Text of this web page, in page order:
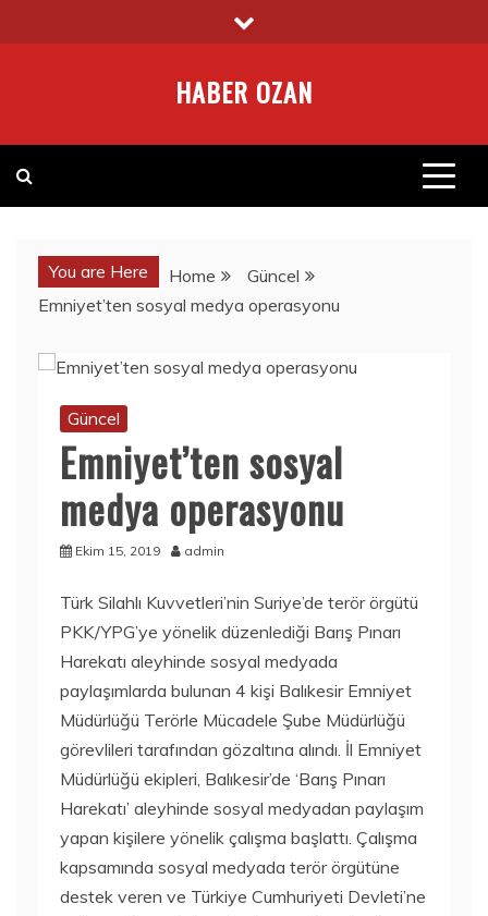
to
HABER OZAN
You are Here Home
Güncel
Emniyet’ten sosyal medya operasyonu
Güncel
Emniyet’ten sosyal
medya operasyonu
Ekim 15, 2019 admin
Türk Silahlı Kuvvetleri’nin Suriye’de terör örgütü
PKK/YPG’ye yönelik düzenlediği Barış Pınarı
Harekatı aleyhinde sosyal medyada
paylaşımlarda bulunan 4 kişi Balıkesir Emniyet
Müdürlüğü Terörle Mücadele Şube Müdürlüğü
görevlileri tarafından gözaltına alındı. İl Emniyet
Müdürlüğü ekipleri, Balıkesir’de ‘Barış Pınarı
Harekatı’ aleyhinde sosyal medyadan paylaşım
yapan kişilere yönelik çalışma başlattı. Çalışma
kapsamında sosyal medyada terör örgütüne
destek veren ve Türkiye Cumhuriyeti Devleti’ne